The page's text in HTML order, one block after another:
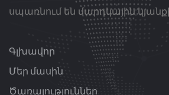
սպառնում են մարդկային
Գլխավոր
Մեր մասին
Ծառայություններ